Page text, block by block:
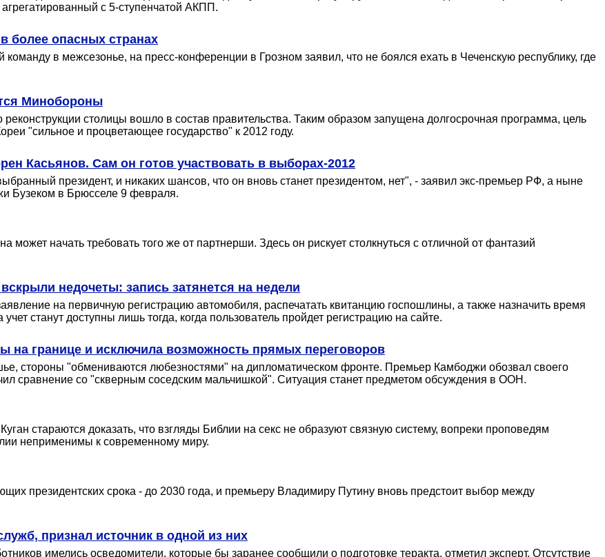
с 5-ступенчатой АКПП.
более опасных странах
в межсезонье, на пресс-конференции в Грозном заявил, что не боялся ехать в Чеченскую республику, где
Минобороны
столицы вошло в состав правительства. Таким образом запущена долгосрочная программа, цель
"сильное и процветающее государство" к 2012 году.
Касьянов. Сам он готов участвовать в выборах-2012
президент, и никаких шансов, что он вновь станет президентом, нет", - заявил экс-премьер РФ, а ныне
Бузеком в Брюсселе 9 февраля.
начать требовать того же от партнерши. Здесь он рискует столкнуться с отличной от фантазий
недочеты: запись затянется на недели
на первичную регистрацию автомобиля, распечатать квитанцию госпошлины, а также назначить время
станут доступны лишь тогда, когда пользователь пройдет регистрацию на сайте.
на границе и исключила возможность прямых переговоров
стороны "обмениваются любезностями" на дипломатическом фронте. Премьер Камбоджи обозвал своего
сравнение со "скверным соседским мальчишкой". Ситуация станет предметом обсуждения в ООН.
стараются доказать, что взгляды Библии на секс не образуют связную систему, вопреки проповедям
неприменимы к современному миру.
президентских срока - до 2030 года, и премьеру Владимиру Путину вновь предстоит выбор между
признал источник в одной из них
имелись осведомители, которые бы заранее сообщили о подготовке теракта, отметил эксперт. Отсутствие